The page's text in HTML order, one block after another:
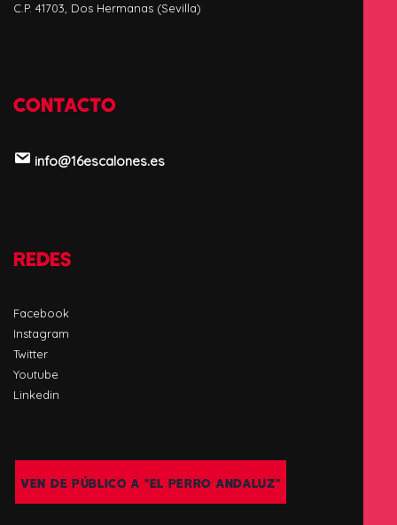
C.P. 41703, Dos Hermanas (Sevilla)
CONTACTO
info@16escalones.es
REDES
Facebook
Instagram
Twitter
Youtube
Linkedin
VEN DE PÚBLICO A "EL PERRO ANDALUZ"